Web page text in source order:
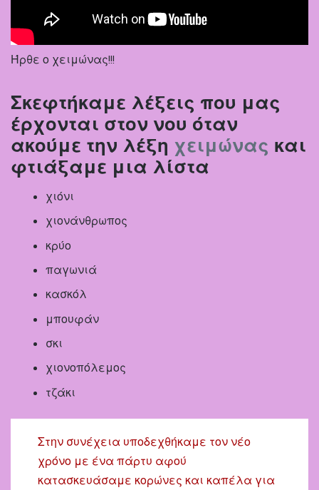
Ήρθε ο χειμώνας!!!
Σκεφτήκαμε λέξεις που μας
έρχονται στον νου όταν
ακούμε την λέξη χειμώνας και
φτιάξαμε μια λίστα
χιόνι
χιονάνθρωπος
κρύο
παγωνιά
κασκόλ
μπουφάν
σκι
χιονοπόλεμος
τζάκι
Στην συνέχεια υποδεχθήκαμε τον νέο
χρόνο με ένα πάρτυ αφού
κατασκευάσαμε κορώνες και καπέλα για